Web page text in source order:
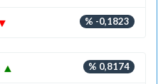
% -0,1823
% 0,8174
▲